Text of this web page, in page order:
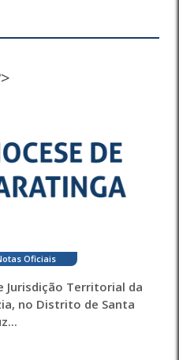
Oficiais
Jurisdição Territorial da
no Distrito de Santa